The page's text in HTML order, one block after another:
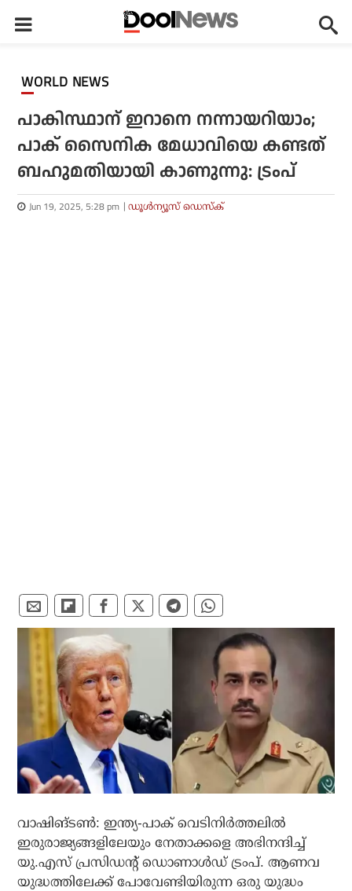
WORLD NEWS
പാകിസ്ഥാന് ഇറാനെ നന്നായറിയാം;
പാക് സൈനിക മേധാവിയെ കണ്ടത്
ബഹുമതിയായി കാണുന്നു: ട്രംപ്
Jun 19, 2025, 5:28 pm ഡൂള്‍ന്യൂസ് ഡെസ്‌ക്
വാഷിങ്ടണ്‍: ഇന്ത്യ-പാക് വെടിനിര്‍ത്തലില്‍
ഇരുരാജ്യങ്ങളിലേയും നേതാക്കളെ അഭിനന്ദിച്ച്
യു.എസ് പ്രസിഡന്റ് ഡൊണാള്‍ഡ് ട്രംപ്. ആണവ
യുദ്ധത്തിലേക്ക് പോവേണ്ടിയിരുന്ന ഒരു യുദ്ധം